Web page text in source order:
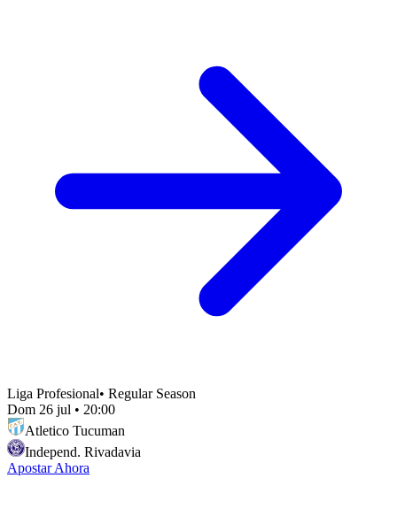
Liga Profesional• Regular Season
Dom 26 jul • 20:00
Atletico Tucuman
Independ. Rivadavia
Apostar Ahora